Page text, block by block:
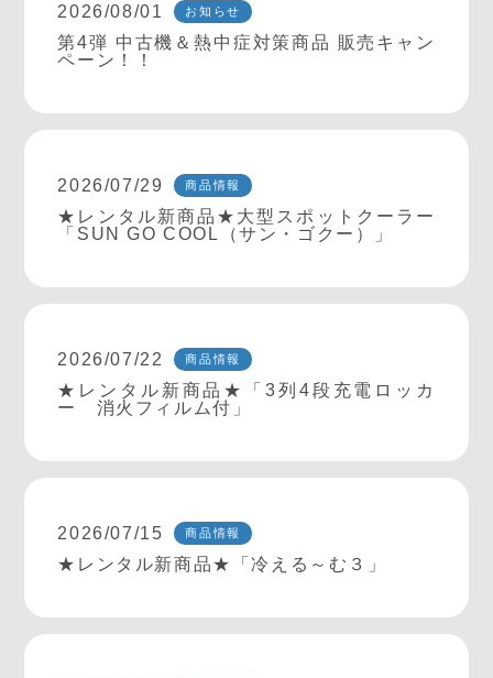
2026/08/01 お知らせ
第4弾 中古機＆熱中症対策商品 販売キャン
ペーン！！
2026/07/29 商品情報
★レンタル新商品★大型スポットクーラー
「SUN GO COOL（サン・ゴクー）」
2026/07/22 商品情報
★レンタル新商品★「3列4段充電ロッカ
ー 消火フィルム付」
2026/07/15 商品情報
★レンタル新商品★「冷える～む３」